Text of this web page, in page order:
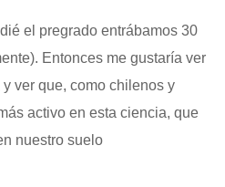
el pregrado entrábamos 30
Entonces me gustaría ver
ver que, como chilenos y
activo en esta ciencia, que
nuestro suelo